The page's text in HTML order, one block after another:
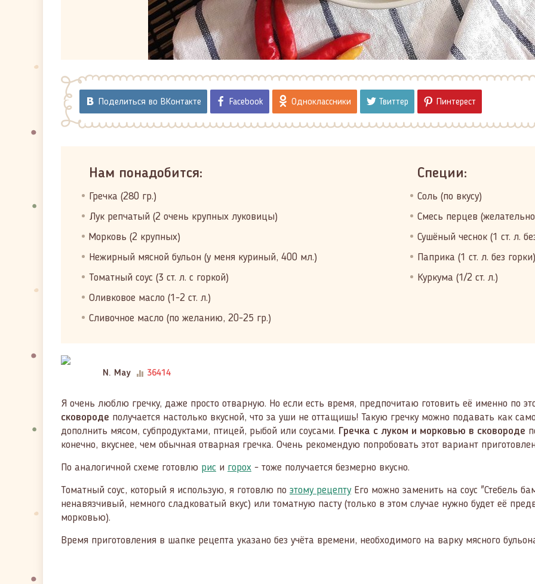
Поделиться во ВКонтакте Facebook Одноклассники Твиттер Пинтерест
Нам понадобится:
Гречка (280 гр.)
Лук репчатый (2 очень крупных луковицы)
Морковь (2 крупных)
Нежирный мясной бульон (у меня куриный, 400 мл.)
Томатный соус (3 ст. л. с горкой)
Оливковое масло (1-2 ст. л.)
Сливочное масло (по желанию, 20-25 гр.)
Специи:
Соль (по вкусу)
Смесь перцев
Сушёный чеснок (1 ст. л.
Паприка (1 ст. л. без горки)
Куркума (1/2 ст. л.)
N. May 36414
Я очень люблю гречку, даже просто отварную. Но если есть время, предпочитаю готовить её именно по
сковороде получается настолько вкусной, что за уши не оттащишь! Такую гречку можно подавать как
дополнить мясом, субпродуктами, птицей, рыбой или соусами. Гречка с луком и морковью в сковороде
конечно, вкуснее, чем обычная отварная гречка. Очень рекомендую попробовать этот вариант
По аналогичной схеме готовлю рис и горох - тоже получается безмерно вкусно.
Томатный соус, который я использую, я готовлю по этому рецепту Его можно заменить на соус "Стебель
ненавязчивый, немного сладковатый вкус) или томатную пасту (только в этом случае нужно будет её
морковью).
Время приготовления в шапке рецепта указано без учёта времени, необходимого на варку мясного